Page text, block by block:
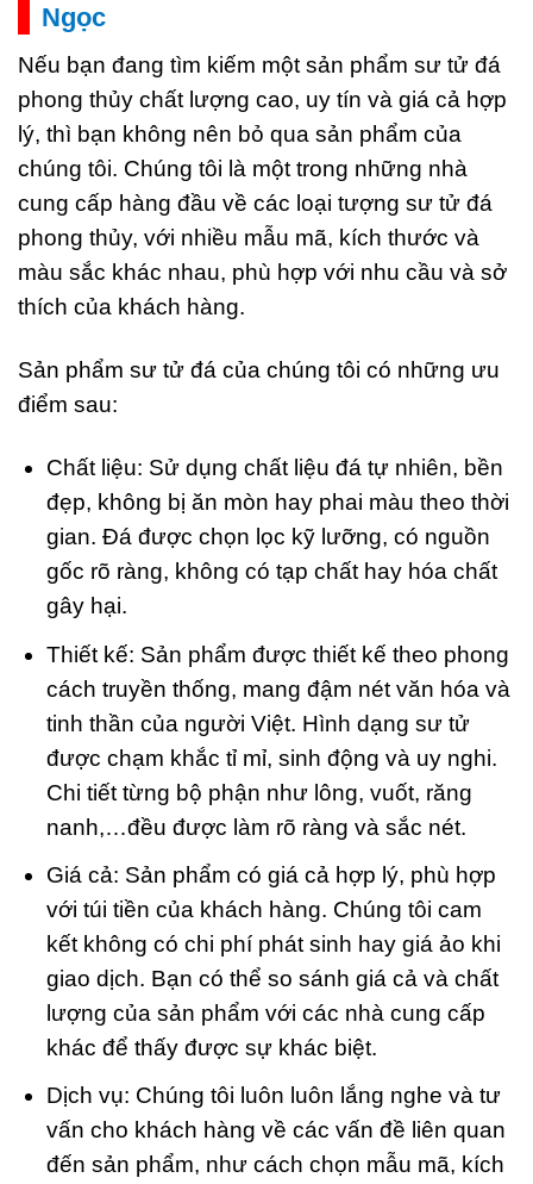
Ngọc
Nếu bạn đang tìm kiếm một sản phẩm sư tử đá
phong thủy chất lượng cao, uy tín và giá cả hợp
lý, thì bạn không nên bỏ qua sản phẩm của
chúng tôi. Chúng tôi là một trong những nhà
cung cấp hàng đầu về các loại tượng sư tử đá
phong thủy, với nhiều mẫu mã, kích thước và
màu sắc khác nhau, phù hợp với nhu cầu và sở
thích của khách hàng.
Sản phẩm sư tử đá của chúng tôi có những ưu
điểm sau:
Chất liệu: Sử dụng chất liệu đá tự nhiên, bền
đẹp, không bị ăn mòn hay phai màu theo thời
gian. Đá được chọn lọc kỹ lưỡng, có nguồn
gốc rõ ràng, không có tạp chất hay hóa chất
gây hại.
Thiết kế: Sản phẩm được thiết kế theo phong
cách truyền thống, mang đậm nét văn hóa và
tinh thần của người Việt. Hình dạng sư tử
được chạm khắc tỉ mỉ, sinh động và uy nghi.
Chi tiết từng bộ phận như lông, vuốt, răng
nanh,…đều được làm rõ ràng và sắc nét.
Giá cả: Sản phẩm có giá cả hợp lý, phù hợp
với túi tiền của khách hàng. Chúng tôi cam
kết không có chi phí phát sinh hay giá ảo khi
giao dịch. Bạn có thể so sánh giá cả và chất
lượng của sản phẩm với các nhà cung cấp
khác để thấy được sự khác biệt.
Dịch vụ: Chúng tôi luôn luôn lắng nghe và tư
vấn cho khách hàng về các vấn đề liên quan
đến sản phẩm, như cách chọn mẫu mã, kích